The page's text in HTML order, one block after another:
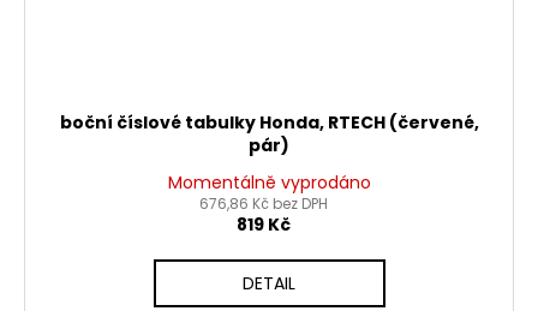
boční číslové tabulky Honda, RTECH (červené,
pár)
Momentálně vyprodáno
676,86 Kč bez DPH
819 Kč
DETAIL